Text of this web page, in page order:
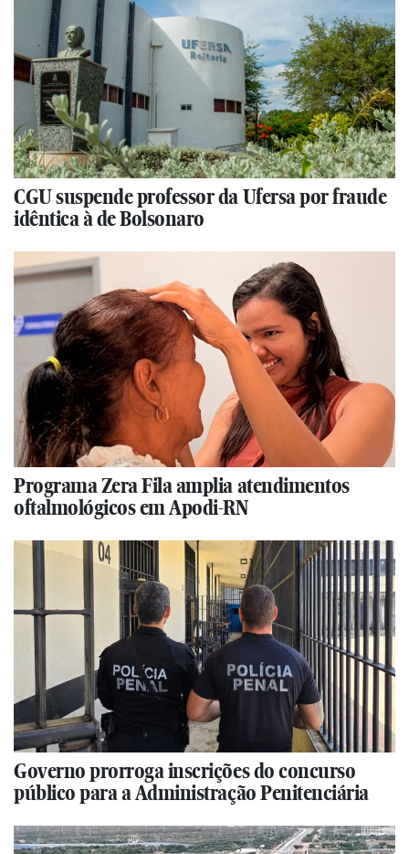
CGU suspende professor da Ufersa por fraude
idêntica à de Bolsonaro
Programa Zera Fila amplia atendimentos
oftalmológicos em Apodi-RN
Governo prorroga inscrições do concurso
público para a Administração Penitenciária